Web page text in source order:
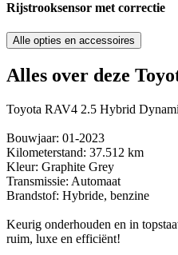
Rijstrooksensor met correctie
Alle opties en accessoires
Alles over deze
Toyota RAV4 2.5 Hybrid
Bouwjaar: 01-2023
Kilometerstand: 37.512 km
Kleur: Graphite Grey
Transmissie: Automaat
Brandstof: Hybride, benzine
Keurig onderhouden en in
ruim, luxe en efficiënt!